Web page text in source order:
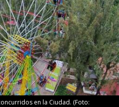
en la Ciudad. (Foto: